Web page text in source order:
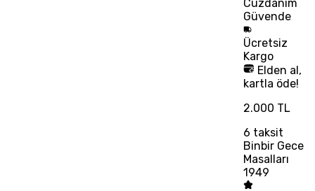
Cüzdanım
Güvende
Ücretsiz
Kargo
Elden al,
kartla öde!
2.000 TL
6 taksit
Binbir Gece
Masalları
1949